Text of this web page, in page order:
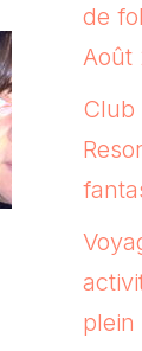
de
Août
Club
plein